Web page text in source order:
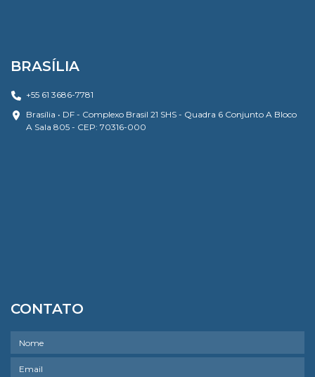
BRASÍLIA
+55 61 3686-7781
Brasília • DF - Complexo Brasil 21 SHS - Quadra 6 Conjunto A Bloco
A Sala 805 - CEP: 70316-000
CONTATO